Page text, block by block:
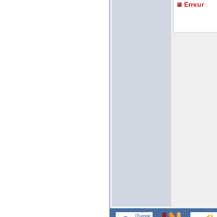
Erreur